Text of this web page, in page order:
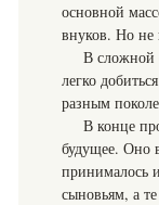
основной
внуков. Но не
В сложной
легко
разным
В конце
будущее. Оно
принималось
сыновьям, а